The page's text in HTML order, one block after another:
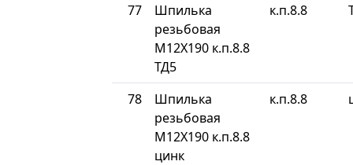
77
Шпилька
резьбовая
М12Х190 к.п.8.8
ТД5
к.п.8.8
78
Шпилька
резьбовая
М12Х190 к.п.8.8
цинк
к.п.8.8